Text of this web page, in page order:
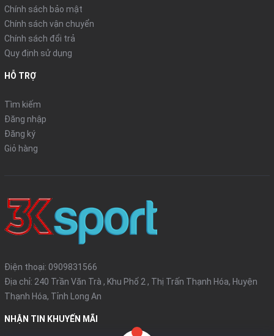
Vải mè thường bền tuy nhiên để giữ cho màu sắc, chất liệu
luôn sắc nét. Bạn cần lưu ý những điều sau:
- Thun mè thường không thấm nước và dễ giặt sạch không
cần thiết giặt quá lâu trong máy.
mốc.
Chính sách bảo mật
Chính sách vận chuyển
Chính sách đổi trả
Quy định sử dụng
HỖ TRỢ
Tìm kiếm
Đăng nhập
Đăng ký
Giỏ hàng
Điện thoại: 0909831566
Địa chỉ: 240 Trần Văn Trà , Khu Phố 2 , Thị Trấn Thạnh Hóa, Huyện
Thạnh Hóa, Tỉnh Long An
NHẬN TIN KHUYẾN MÃI